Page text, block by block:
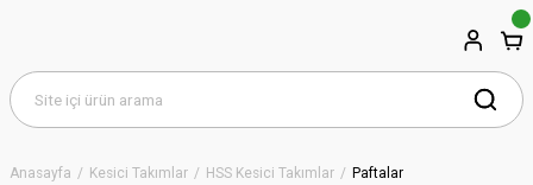
Anasayfa Kesici Takımlar HSS Kesici Takımlar Paftalar